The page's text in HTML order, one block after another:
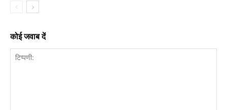
कोई जवाब दें